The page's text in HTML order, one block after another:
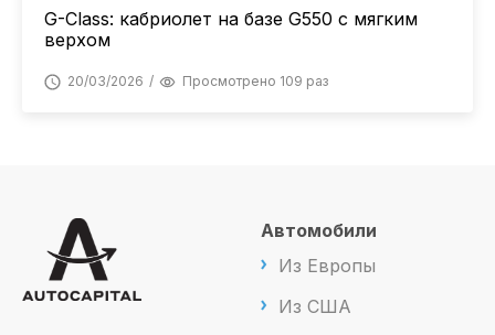
G-Class: кабриолет на базе G550 с мягким
верхом
20/03/2026 Просмотрено 109 раз
Автомобили
Из Европы
Из США